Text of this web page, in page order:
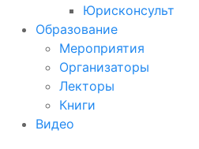
Юрисконсульт
Образование
Мероприятия
Организаторы
Лекторы
Книги
Видео